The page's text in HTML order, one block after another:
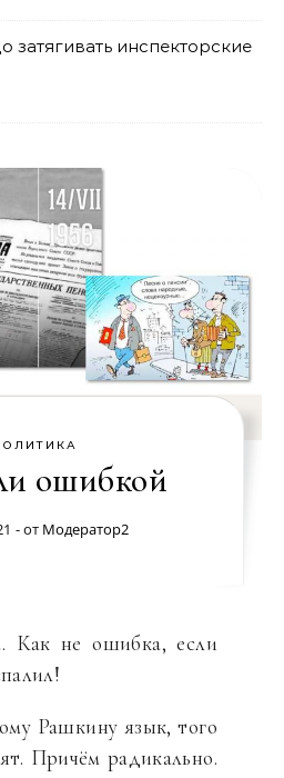
затягивать инспекторские
ошибкой
- от Модератор2
Как не ошибка, если
Рашкину язык, того
Причём радикально.